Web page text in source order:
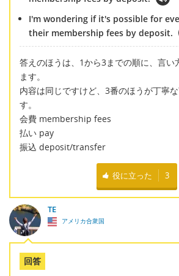
I'm wondering if it's possible for
their membership fees by deposit.
答えのほうは、1から3までの順に、言い
ます。
内容は同じですけど、3番のほうが丁寧
す。
会費 membership fees
払い pay
振込 deposit/transfer
役に立った 3
TE
アメリカ合衆国
回答